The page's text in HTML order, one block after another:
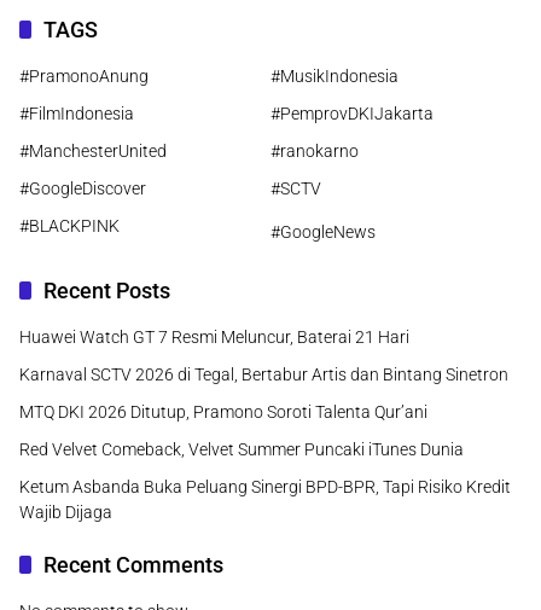
TAGS
#PramonoAnung
#MusikIndonesia
#FilmIndonesia
#PemprovDKIJakarta
#ManchesterUnited
#ranokarno
#GoogleDiscover
#SCTV
#BLACKPINK
#GoogleNews
Recent Posts
Huawei Watch GT 7 Resmi Meluncur, Baterai 21 Hari
Karnaval SCTV 2026 di Tegal, Bertabur Artis dan Bintang Sinetron
MTQ DKI 2026 Ditutup, Pramono Soroti Talenta Qur’ani
Red Velvet Comeback, Velvet Summer Puncaki iTunes Dunia
Ketum Asbanda Buka Peluang Sinergi BPD-BPR, Tapi Risiko Kredit
Wajib Dijaga
Recent Comments